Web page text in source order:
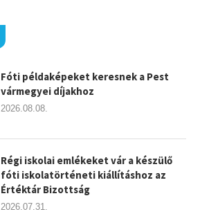
Fóti példaképeket keresnek a Pest
vármegyei díjakhoz
2026.08.08.
Régi iskolai emlékeket vár a készülő
fóti iskolatörténeti kiállításhoz az
Értéktár Bizottság
2026.07.31.